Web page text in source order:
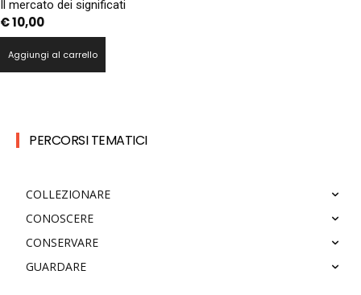
Il mercato dei significati
€10,00
Aggiungi al carrello
PERCORSI TEMATICI
COLLEZIONARE
CONOSCERE
CONSERVARE
GUARDARE